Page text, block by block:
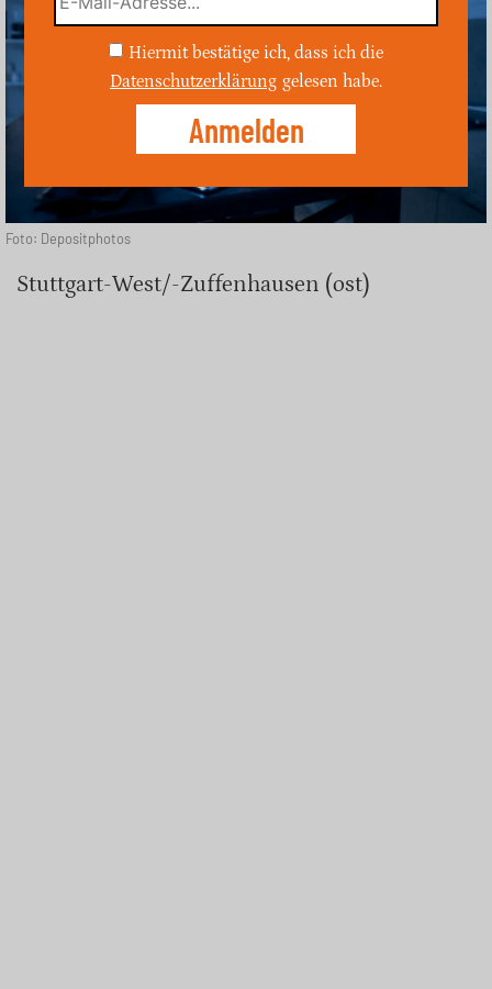
Foto: Depositphotos
Stuttgart-West/-Zuffenhausen (ost)
Hiermit bestätige ich, dass ich die
Datenschutzerklärung gelesen habe.